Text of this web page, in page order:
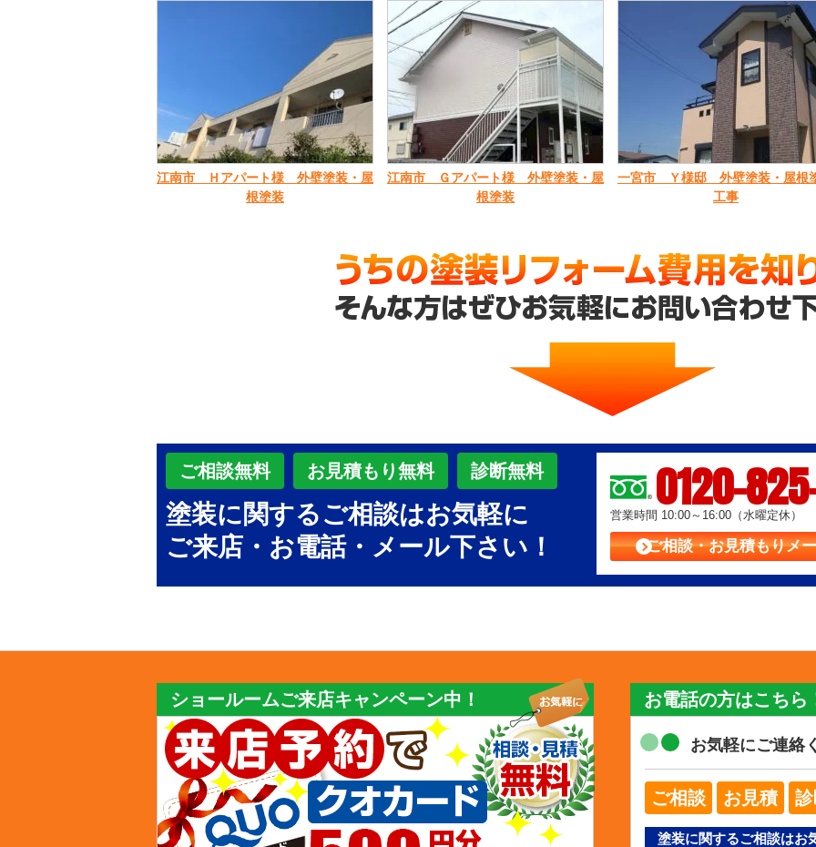
江南市 Ｈアパート様 外壁塗装・屋
根塗装
江南市 Ｇアパート様 外壁塗装・屋
根塗装
一宮市 Ｙ様邸 外壁塗装・屋根
工事
ご相談無料 お見積もり無料 診断無料
塗装に関するご相談はお気軽に
ご来店・お電話・メール下さい！
0120-
営業時間 10:00～16:00（水曜定休）
ご相談・お見積もりメ
ショールームご来店キャンペーン中！ お電話の方はこちら
お気軽にご連絡
ご相談 お見積
塗装に関するご相談はお